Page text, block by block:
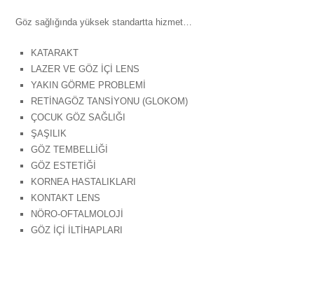
Göz sağlığında yüksek standartta hizmet…
KATARAKT
LAZER VE GÖZ İÇİ LENS
YAKIN GÖRME PROBLEMİ
RETİNAGÖZ TANSİYONU (GLOKOM)
ÇOCUK GÖZ SAĞLIĞI
ŞAŞILIK
GÖZ TEMBELLİĞİ
GÖZ ESTETİĞİ
KORNEA HASTALIKLARI
KONTAKT LENS
NÖRO-OFTALMOLOJİ
GÖZ İÇİ İLTİHAPLARI